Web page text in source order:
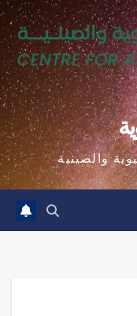
والصينية